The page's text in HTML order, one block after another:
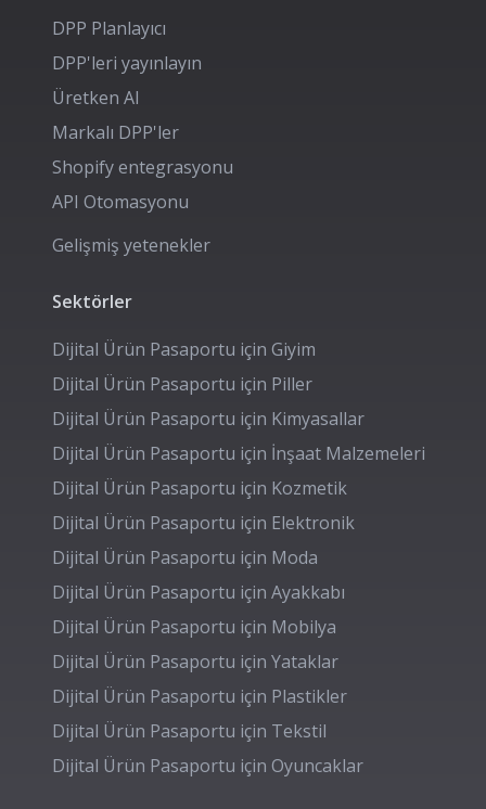
DPP Planlayıcı
DPP'leri yayınlayın
Üretken AI
Markalı DPP'ler
Shopify entegrasyonu
API Otomasyonu
Gelişmiş yetenekler
Sektörler
Dijital Ürün Pasaportu için Giyim
Dijital Ürün Pasaportu için Piller
Dijital Ürün Pasaportu için Kimyasallar
Dijital Ürün Pasaportu için İnşaat Malzemeleri
Dijital Ürün Pasaportu için Kozmetik
Dijital Ürün Pasaportu için Elektronik
Dijital Ürün Pasaportu için Moda
Dijital Ürün Pasaportu için Ayakkabı
Dijital Ürün Pasaportu için Mobilya
Dijital Ürün Pasaportu için Yataklar
Dijital Ürün Pasaportu için Plastikler
Dijital Ürün Pasaportu için Tekstil
Dijital Ürün Pasaportu için Oyuncaklar